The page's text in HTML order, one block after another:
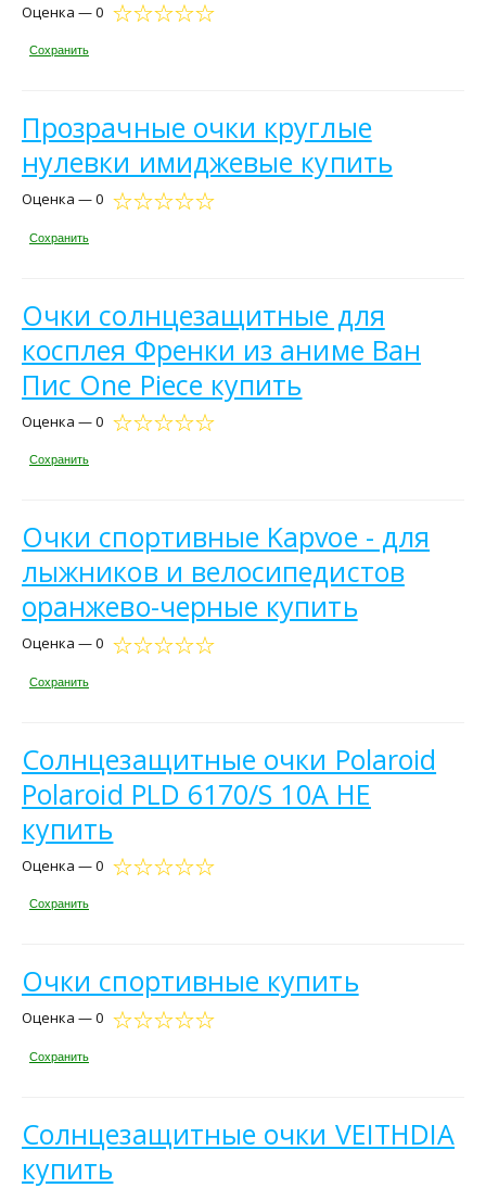
Оценка — 0
Сохранить
Прозрачные очки круглые
нулевки имиджевые купить
Оценка — 0
Сохранить
Очки солнцезащитные для
косплея Френки из аниме Ван
Пис One Piece купить
Оценка — 0
Сохранить
Очки спортивные Kapvoe - для
лыжников и велосипедистов
оранжево-черные купить
Оценка — 0
Сохранить
Солнцезащитные очки Polaroid
Polaroid PLD 6170/S 10A HE
купить
Оценка — 0
Сохранить
Очки спортивные купить
Оценка — 0
Сохранить
Солнцезащитные очки VEITHDIA
купить